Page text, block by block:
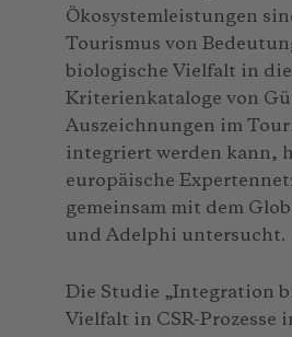
Ökosystemleistungen
Tourismus von
biologische Vielfalt in die
Kriterienkataloge von
Auszeichnungen im
integriert werden kann,
europäische
gemeinsam mit dem
und Adelphi untersucht.
Die Studie „Integration
Vielfalt in CSR-Prozesse